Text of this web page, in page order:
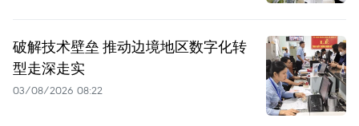
破解技术壁垒 推动边境地区数字化转
型走深走实
03/08/2026 08:22